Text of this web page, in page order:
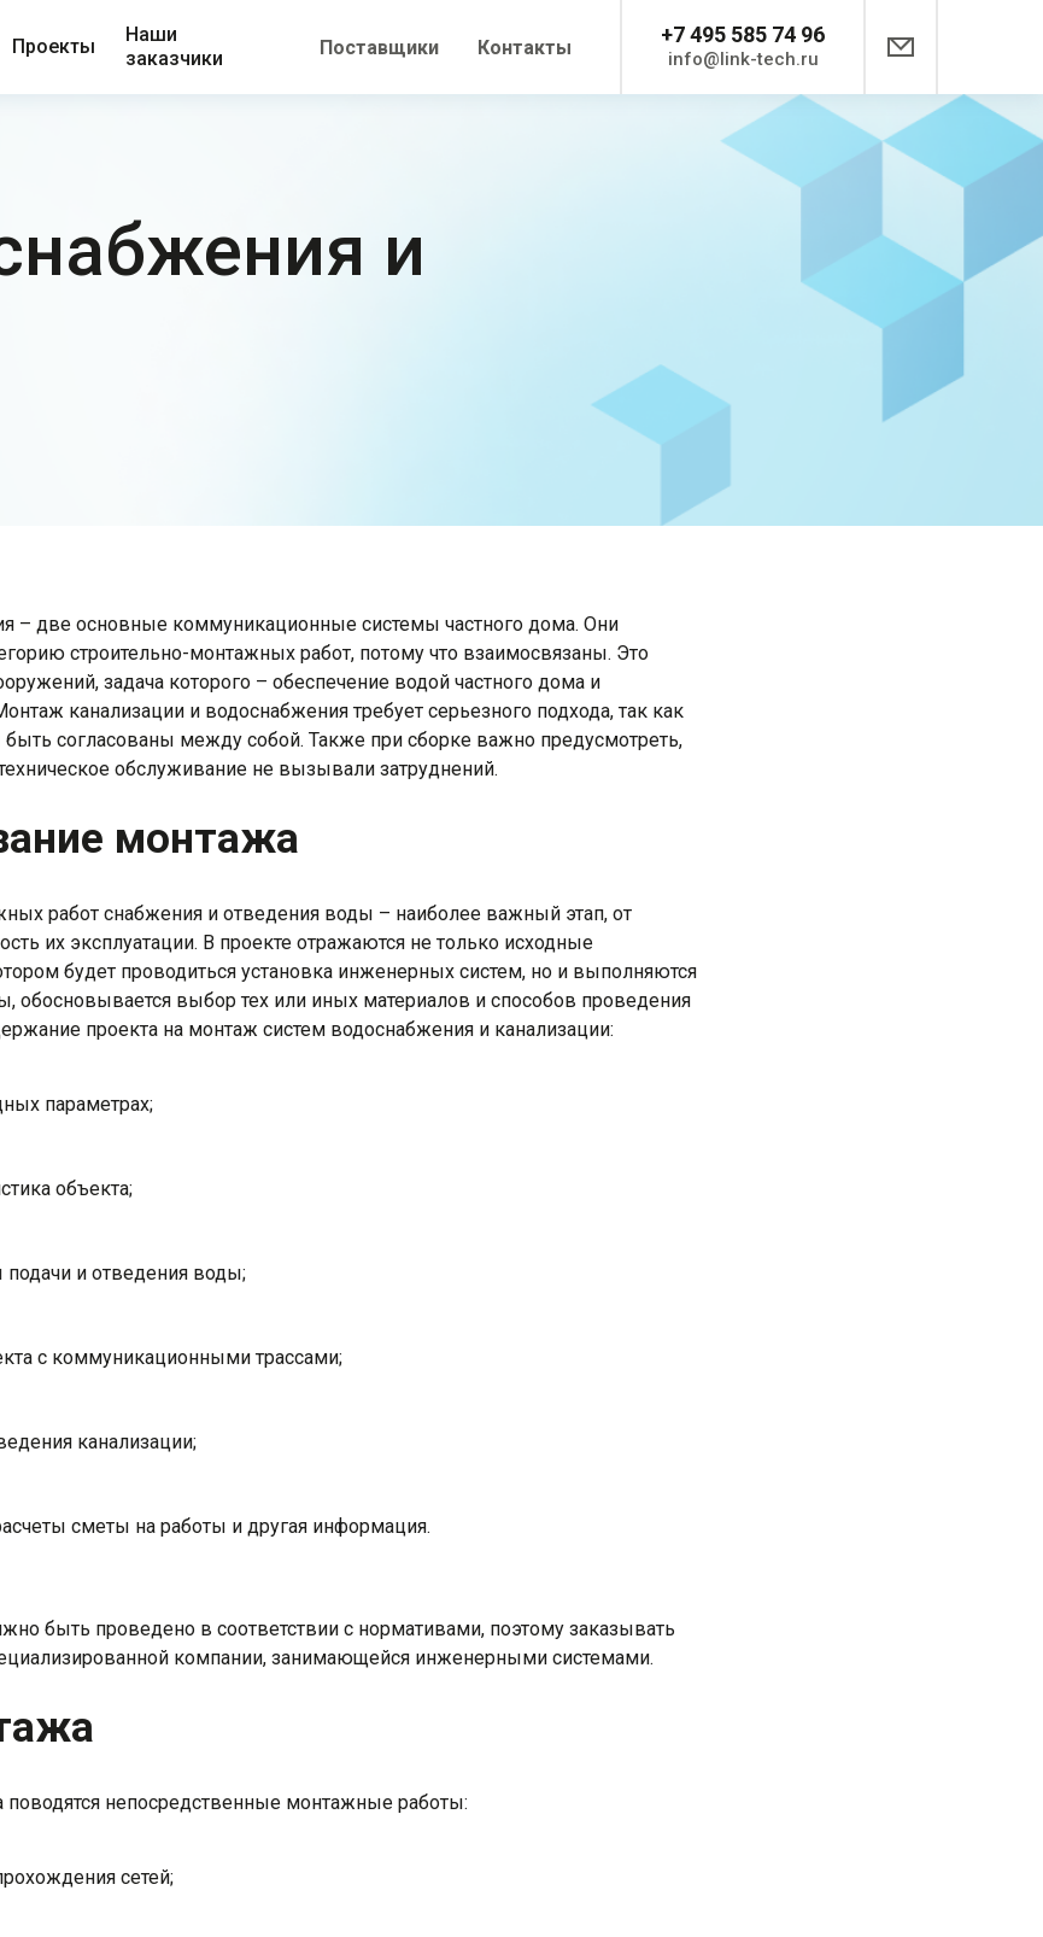
Проекты
Наши
заказчики
Поставщики Контакты
+7 495 585 74 96
info@link-tech.ru
и
– две основные коммуникационные системы частного дома. Они
строительно-монтажных работ, потому что взаимосвязаны. Это
задача которого – обеспечение водой частного дома и
канализации и водоснабжения требует серьезного подхода, так как
согласованы между собой. Также при сборке важно предусмотреть,
обслуживание не вызывали затруднений.
монтажа
работ снабжения и отведения воды – наиболее важный этап, от
их эксплуатации. В проекте отражаются не только исходные
будет проводиться установка инженерных систем, но и выполняются
обосновывается выбор тех или иных материалов и способов проведения
проекта на монтаж систем водоснабжения и канализации:
параметрах;
объекта;
подачи и отведения воды;
с коммуникационными трассами;
канализации;
сметы на работы и другая информация.
быть проведено в соответствии с нормативами, поэтому заказывать
компании, занимающейся инженерными системами.
поводятся непосредственные монтажные работы:
сетей;